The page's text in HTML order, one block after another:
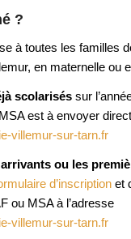
?
à toutes les familles
en maternelle ou
scolarisés sur
est à envoyer
villemur-sur-tarn.fr
ou les
d’inscription et
ou MSA à l’adresse
villemur-sur-tarn.fr